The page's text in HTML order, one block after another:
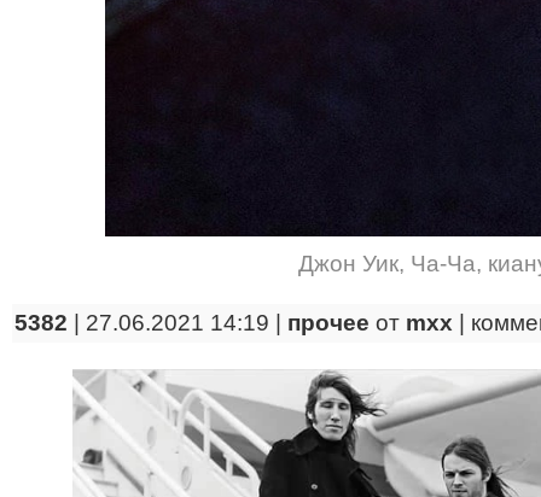
Джон Уик, Ча-Ча,
5382 | 27.06.2021 14:19 | прочее от mxx